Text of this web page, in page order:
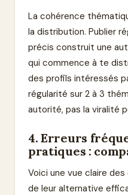
La cohérence
la distribution. Publier
précis construit une
qui commence à te
des profils intéressés
régularité sur 2 à 3
autorité, pas la viralité
4. Erreurs
pratiques :
Voici une vue claire
de leur alternative